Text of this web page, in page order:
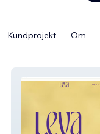
Kundprojekt Om